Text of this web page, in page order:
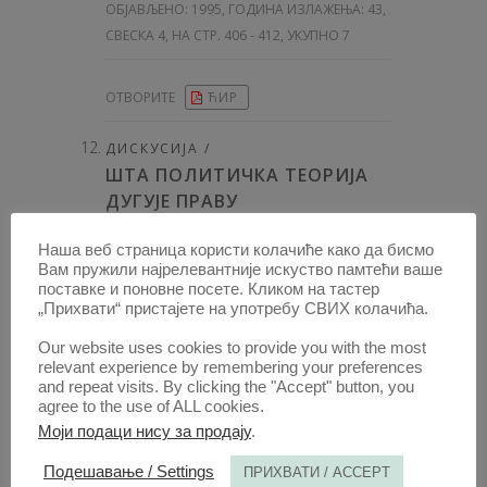
ОБЈАВЉЕНО: 1995, ГОДИНА ИЗЛАЖЕЊА: 43,
СВЕСКА 4, НА СТР. 406 - 412, УКУПНО 7
ОТВОРИТЕ ЋИР
ДИСКУСИЈА /
ШТА ПОЛИТИЧКА ТЕОРИЈА
ДУГУЈЕ ПРАВУ
МИЛАН ПОДУНАВАЦ
[Факултет политичких наука у Београдуе]
СВЕСКА 4, НА СТР. 413 - 418, УКУПНО 6
ОТВОРИТЕ ЋИР
ДИСКУСИЈА /
Наша веб страница користи колачиће како да бисмо
Вам пружили најрелевантније искуство памтећи ваше
поставке и поновне посете. Кликом на тастер
„Прихвати“ пристајете на употребу СВИХ колачића.
Our website uses cookies to provide you with the most
relevant experience by remembering your preferences
and repeat visits. By clicking the "Accept" button, you
agree to the use of ALL cookies.
Моји подаци нису за продају.
Подешавање / Settings ПРИХВАТИ / ACCEPT